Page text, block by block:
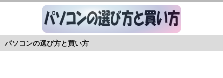
パソコンの選び方と買い方